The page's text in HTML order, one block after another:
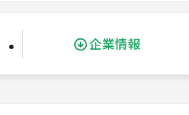
企業情報